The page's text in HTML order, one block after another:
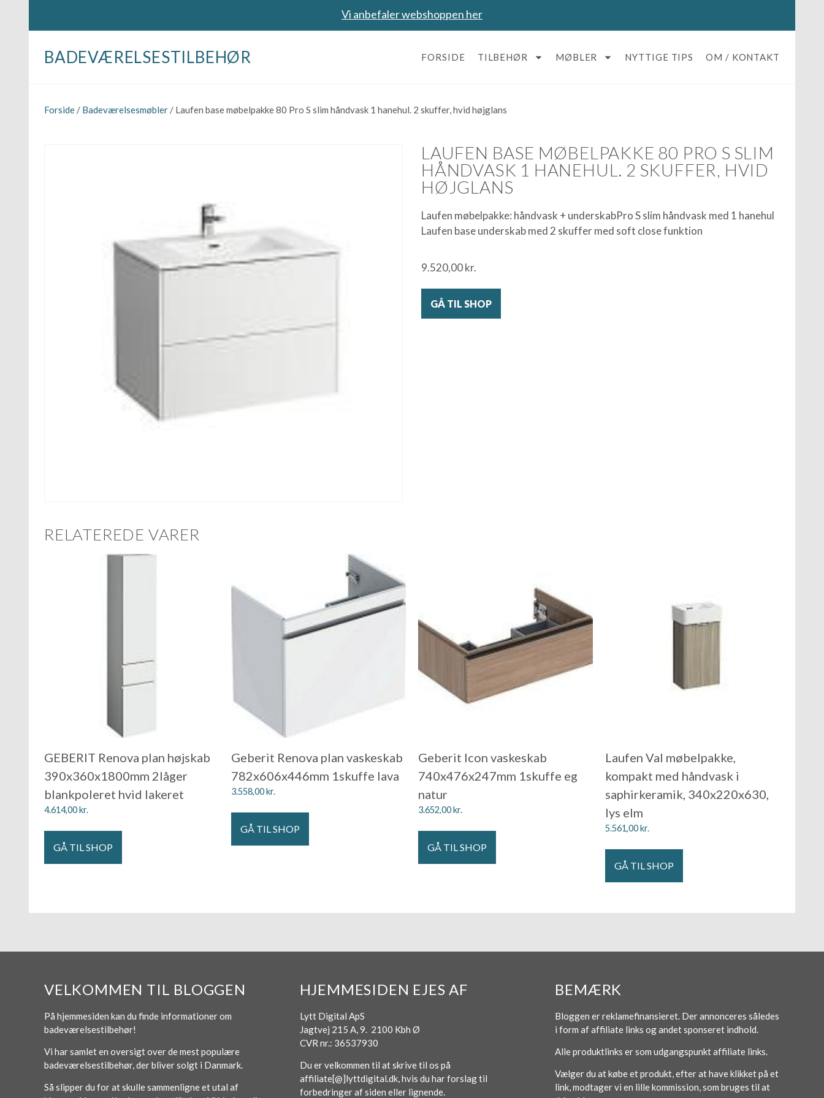
Vi anbefaler webshoppen her
BADEVÆRELSESTILBEHØR FORSIDE TILBEHØR MØBLER NYTTIGE TIPS OM / KONTAKT
Forside / Badeværelsesmøbler / Laufen base møbelpakke 80 Pro S slim håndvask 1 hanehul. 2 skuffer, hvid højglans
LAUFEN BASE MØBELPAKKE 80 PRO S SLIM
HÅNDVASK 1 HANEHUL. 2 SKUFFER, HVID
HØJGLANS
Laufen møbelpakke: håndvask + underskabPro S slim håndvask med 1 hanehul
Laufen base underskab med 2 skuffer med soft close funktion
9.520,00kr.
GÅ TIL SHOP
RELATEREDE VARER
GEBERIT Renova plan højskab
390x360x1800mm 2låger
blankpoleret hvid lakeret
4.614,00kr.
GÅ TIL SHOP
Geberit Renova plan vaskeskab
782x606x446mm 1skuffe lava
3.558,00kr.
GÅ TIL SHOP
Geberit Icon vaskeskab
740x476x247mm 1skuffe eg
natur
3.652,00kr.
GÅ TIL SHOP
Laufen Val møbelpakke,
kompakt med håndvask i
saphirkeramik, 340x220x630,
lys elm
5.561,00kr.
GÅ TIL SHOP
VELKOMMEN TIL BLOGGEN
På hjemmesiden kan du finde informationer om
badeværelsestilbehør!
Vi har samlet en oversigt over de mest populære
badeværelsestilbehør, der bliver solgt i Danmark.
Så slipper du for at skulle sammenligne et utal af
HJEMMESIDEN EJES AF
Lytt Digital ApS
Jagtvej 215 A, 9. 2100 Kbh Ø
CVR nr.: 36537930
Du er velkommen til at skrive til os på
affiliate[@]lyttdigital.dk, hvis du har forslag til
forbedringer af siden eller lignende.
BEMÆRK
Bloggen er reklamefinansieret. Der annonceres således
i form af affiliate links og andet sponseret indhold.
Alle produktlinks er som udgangspunkt affiliate links.
Vælger du at købe et produkt, efter at have klikket på et
link, modtager vi en lille kommission, som bruges til at